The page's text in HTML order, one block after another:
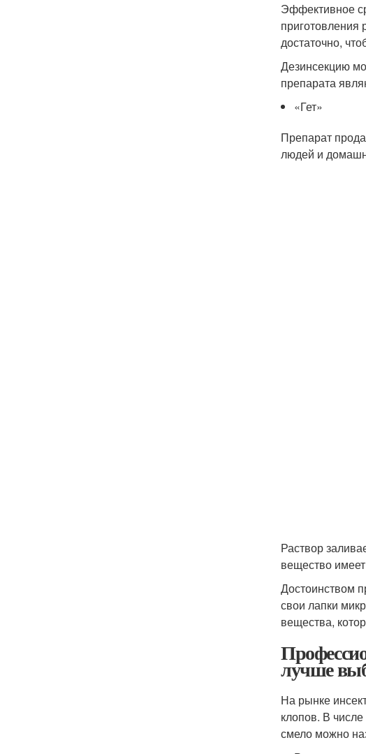
Эффективное
достаточно,
Дезинсекцию
препарата
«Гет»
Препарат
людей и
Раствор
вещество
Достоинством
свои лапки
вещества,
лучше
На рынке
клопов. В
смело можно